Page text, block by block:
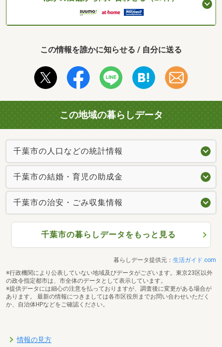
この情報を誰かに知らせる / 自分に送る
この地域の暮らしデータ
千葉市の人口などの統計情報
千葉市の結婚・育児の助成金
千葉市の治安・ごみ収集情報
千葉市の暮らしデータをもっと見る
暮らしデータ提供元： 生活ガイド.com
※行政機関により公表していない地域及びデータがございます。東京23区以外
の政令指定都市は、市全体のデータとして表示しています。
※提供データには細心の注意を払っておりますが、調査後に変更がある場合が
あります。 最新の情報につきましては各市区役所までお問い合わせいただく
か、自治体HPなどをご確認ください。
情報の見方